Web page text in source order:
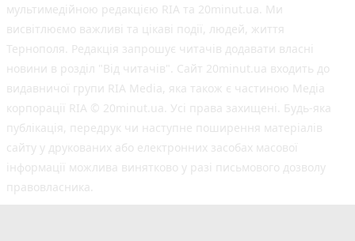
мультимедійною редакцією RIA та 20minut.ua. Ми
висвітлюємо важливі та цікаві події, людей, життя
Тернополя. Редакція запрошує читачів додавати власні
новини в розділ "Від читачів". Сайт 20minut.ua входить до
видавничої групи RIA Media, яка також є частиною Медіа
корпорації RIA © 20minut.ua. Усі права захищені. Будь-яка
публiкацiя, передрук чи наступне поширення матеріалів
сайту у друкованих або електронних засобах масової
інформації можлива винятково у разі письмового дозволу
правовласника.